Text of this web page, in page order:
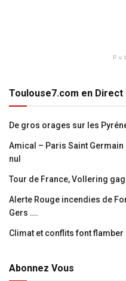
Toulouse7.com en Direct
De gros orages sur les
Amical – Paris Saint
nul
Tour de France, Vollering
Alerte Rouge incendies de
Gers ….
Climat et conflits font
Abonnez Vous